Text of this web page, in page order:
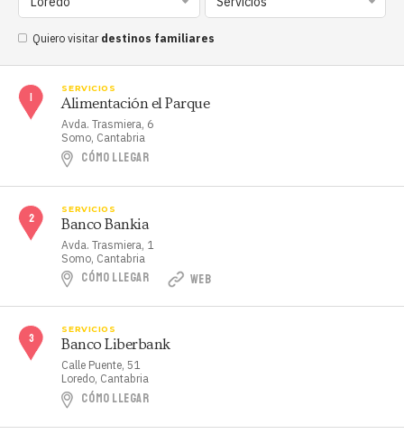
Quiero visitar destinos familiares
SERVICIOS
Alimentación el Parque
Avda. Trasmiera, 6
Somo, Cantabria
CÓMO LLEGAR
SERVICIOS
Banco Bankia
Avda. Trasmiera, 1
Somo, Cantabria
CÓMO LLEGAR WEB
SERVICIOS
Banco Liberbank
Calle Puente, 51
Loredo, Cantabria
CÓMO LLEGAR